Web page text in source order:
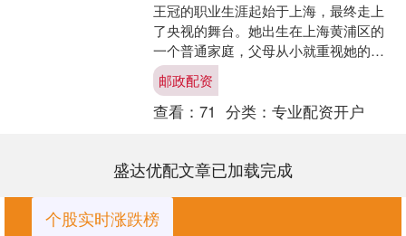
王冠的职业生涯起始于上海，最终走上
了央视的舞台。她出生在上海黄浦区的
一个普通家庭，父母从小就重视她的艺
术培养。王冠长相清秀，小时候曾有星
探上门，想签她当艺人，但....
邮政配资
查看： 71 分类： 专业配资开户
盛达优配文章已加载完成
个股实时涨跌榜